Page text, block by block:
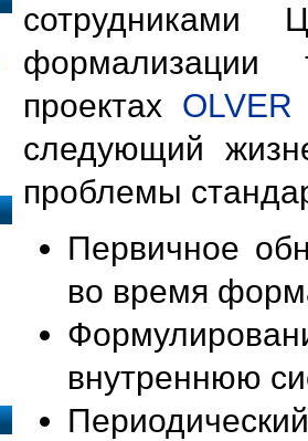
формализации
проектах OLVER
следующий
проблемы
Первичное
во время
внутреннюю